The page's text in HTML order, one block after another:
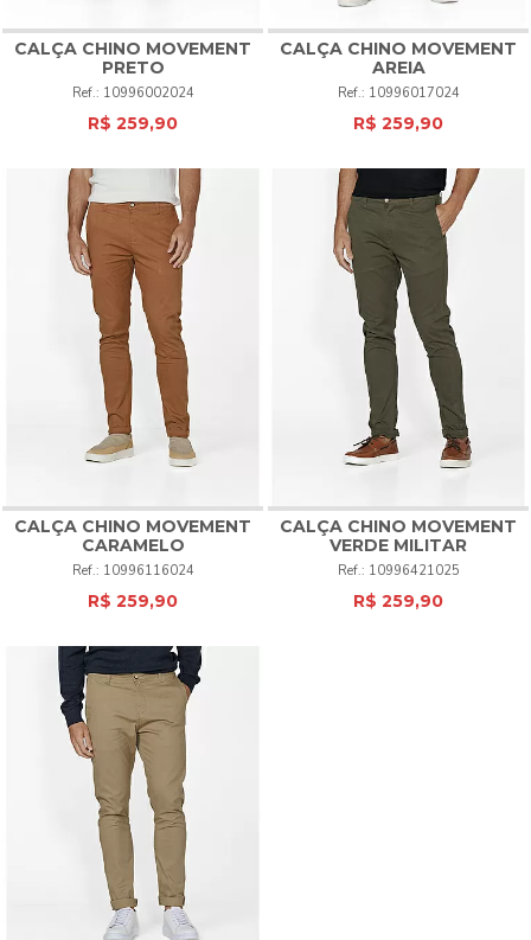
CALÇA CHINO MOVEMENT
PRETO
10996002024
R$ 259,90
CALÇA CHINO MOVEMENT
AREIA
10996017024
R$ 259,90
CALÇA CHINO MOVEMENT
CARAMELO
10996116024
R$ 259,90
CALÇA CHINO MOVEMENT
VERDE MILITAR
10996421025
R$ 259,90